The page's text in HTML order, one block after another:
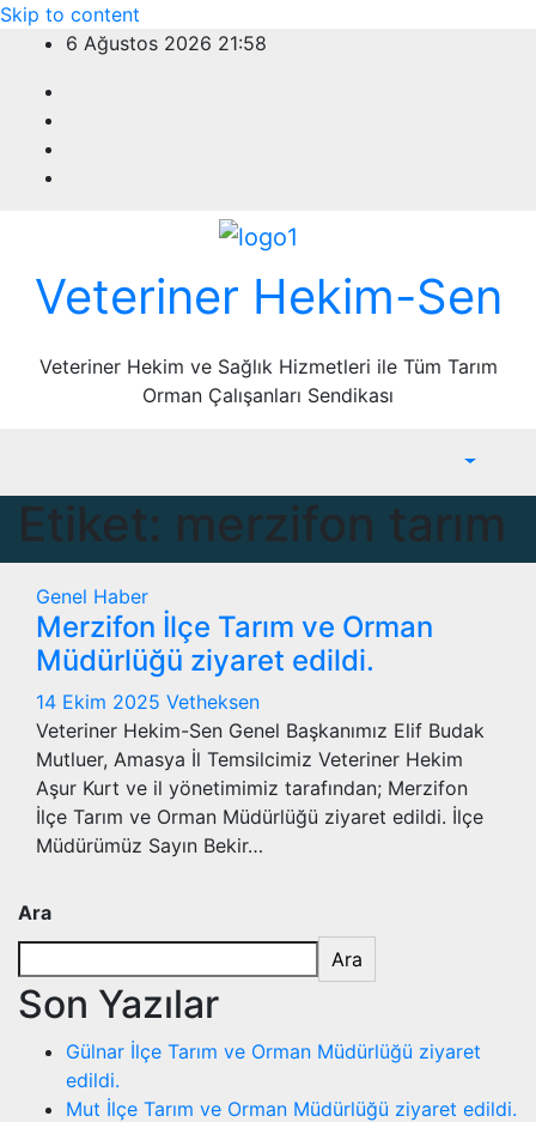
Skip to content
6 Ağustos 2026 21:58
Veteriner Hekim-Sen
Veteriner Hekim ve Sağlık Hizmetleri ile Tüm Tarım
Orman Çalışanları Sendikası
Etiket: merzifon tarım
Genel Haber
Merzifon İlçe Tarım ve Orman
Müdürlüğü ziyaret edildi.
14 Ekim 2025 Vetheksen
Veteriner Hekim-Sen Genel Başkanımız Elif Budak
Mutluer, Amasya İl Temsilcimiz Veteriner Hekim
Aşur Kurt ve il yönetimimiz tarafından; Merzifon
İlçe Tarım ve Orman Müdürlüğü ziyaret edildi. İlçe
Müdürümüz Sayın Bekir…
Ara
Ara
Son Yazılar
Gülnar İlçe Tarım ve Orman Müdürlüğü ziyaret
edildi.
Mut İlçe Tarım ve Orman Müdürlüğü ziyaret edildi.